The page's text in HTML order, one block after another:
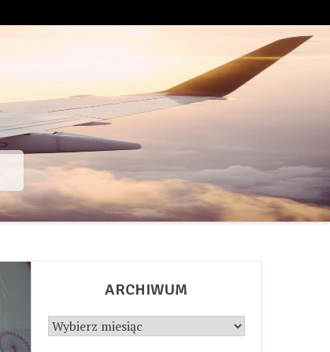
ARCHIWUM
Archiwum